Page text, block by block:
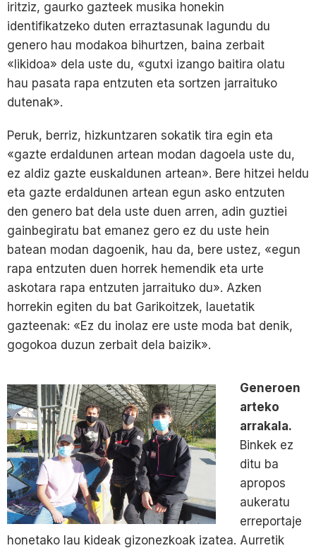
iritziz, gaurko gazteek musika honekin
identifikatzeko duten erraztasunak lagundu du
genero hau modakoa bihurtzen, baina zerbait
«likidoa» dela uste du, «gutxi izango baitira olatu
hau pasata rapa entzuten eta sortzen jarraituko
dutenak».
Peruk, berriz, hizkuntzaren sokatik tira egin eta
«gazte erdaldunen artean modan dagoela uste du,
ez aldiz gazte euskaldunen artean». Bere hitzei heldu
eta gazte erdaldunen artean egun asko entzuten
den genero bat dela uste duen arren, adin guztiei
gainbegiratu bat emanez gero ez du uste hein
batean modan dagoenik, hau da, bere ustez, «egun
rapa entzuten duen horrek hemendik eta urte
askotara rapa entzuten jarraituko du». Azken
horrekin egiten du bat Garikoitzek, lauetatik
gazteenak: «Ez du inolaz ere uste moda bat denik,
gogokoa duzun zerbait dela baizik».
Generoen
arteko
arrakala.
Binkek ez
ditu ba
apropos
aukeratu
erreportaje
honetako lau kideak gizonezkoak izatea. Aurretik